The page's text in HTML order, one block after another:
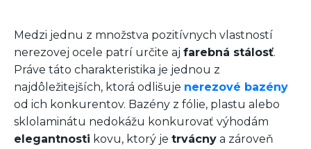
Medzi jednu z množstva pozitívnych vlastností
nerezovej ocele patrí určite aj farebná stálosť.
Práve táto charakteristika je jednou z
najdôležitejších, ktorá odlišuje nerezové bazény
od ich konkurentov. Bazény z fólie, plastu alebo
sklolaminátu nedokážu konkurovať výhodám
elegantnosti kovu, ktorý je trvácny a zároveň